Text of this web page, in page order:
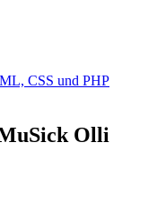
CSS und PHP
Olli